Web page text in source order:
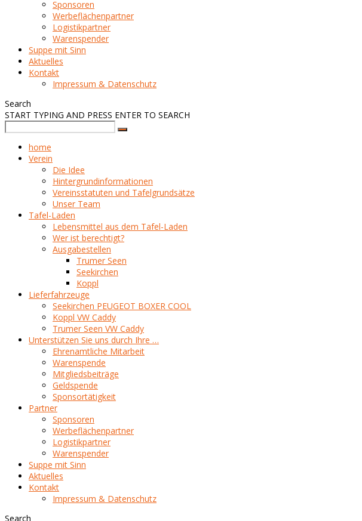
Sponsoren
Werbeflächenpartner
Logistikpartner
Warenspender
Suppe mit Sinn
Aktuelles
Kontakt
Impressum & Datenschutz
Search
START TYPING AND PRESS ENTER TO SEARCH
home
Verein
Die Idee
Hintergrundinformationen
Vereinsstatuten und Tafelgrundsätze
Unser Team
Tafel-Laden
Lebensmittel aus dem Tafel-Laden
Wer ist berechtigt?
Ausgabestellen
Trumer Seen
Seekirchen
Koppl
Lieferfahrzeuge
Seekirchen PEUGEOT BOXER COOL
Koppl VW Caddy
Trumer Seen VW Caddy
Unterstützen Sie uns durch Ihre …
Ehrenamtliche Mitarbeit
Warenspende
Mitgliedsbeiträge
Geldspende
Sponsortätigkeit
Partner
Sponsoren
Werbeflächenpartner
Logistikpartner
Warenspender
Suppe mit Sinn
Aktuelles
Kontakt
Impressum & Datenschutz
Search